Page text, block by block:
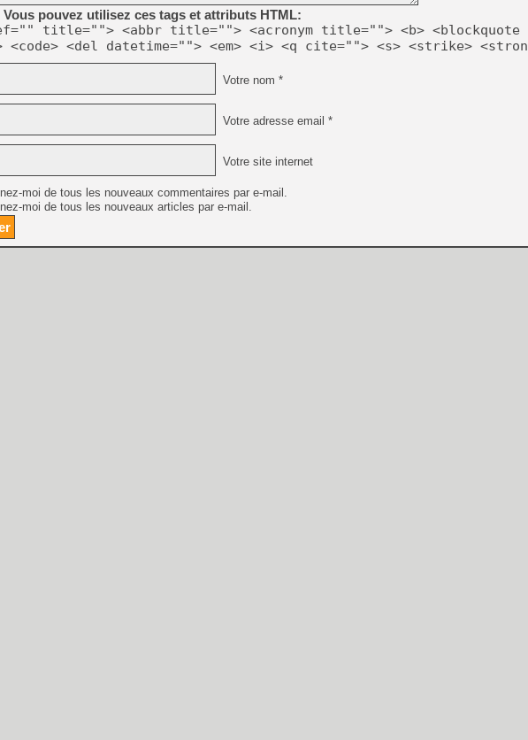
[Mo5] Brickboy cherche à
[GK] Minecraft et ses «
[GK] Beast of
[GK] Ubisoft : fin de partie
[GK] Mémoire cash -
[GK] Dan Houser (GTA)
[GK] Comment EA Sports
[GK] Crimson Moon : un
[GK] Isle of Reveries : le
[GK] Moonlighter 2 : The
[GK] Capcom relance
[GK] Guillermo del Toro
Vous pouvez utilisez ces tags et attributs HTML:
title=""> <abbr title=""> <acronym title=""> <b> <blockquote
<code> <del datetime=""> <em> <i> <q cite=""> <s> <strike>
Votre nom *
Votre adresse email *
Votre site internet
moi de tous les nouveaux commentaires par e-mail.
moi de tous les nouveaux articles par e-mail.